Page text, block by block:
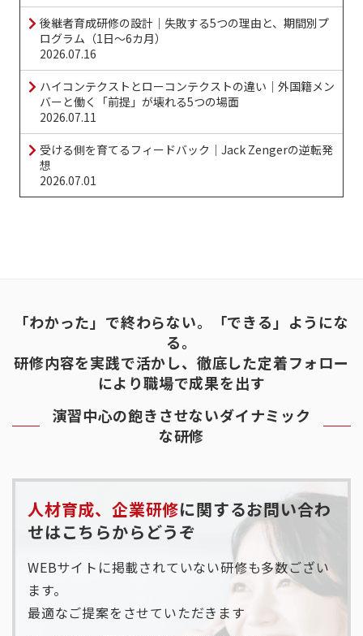
後継者育成研修の設計｜失敗する5つの理由と、期間別プ
ログラム（1日〜6カ月）
2026.07.16
ハイコンテクストとローコンテクストの違い｜外国籍メン
バーと働く「前提」が壊れる5つの場面
2026.07.11
受ける側を育てるフィードバック｜Jack Zengerの逆転発
想
2026.07.01
「わかった」で終わらない。「できる」ようにな
る。
研修内容を実践で活かし、徹底した定着フォロー
により職場で成果を出す
演習中心の飽きさせないダイナミック
な研修
人材育成、企業研修に関するお問い合わ
せはこちらからどうぞ
WEBサイトに掲載されていない研修も多数ござい
ます。
最適なご提案をさせていただきます